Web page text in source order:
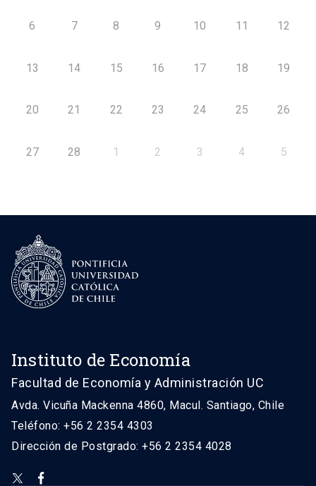
6 7 8 9 10 11 12
13 14 15 16 17 18 19
20 21 22 23 24 25 26
27 28 1 2 3 4 5
Instituto de Economía
Facultad de Economía y Administración UC
Avda. Vicuña Mackenna 4860, Macul. Santiago, Chile
Teléfono: +56 2 2354 4303
Dirección de Postgrado: +56 2 2354 4028